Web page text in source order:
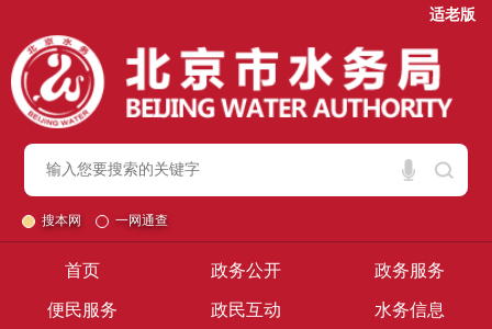
适老版
搜本网 一网通查
首页 政务公开 政务服务
便民服务 政民互动 水务信息